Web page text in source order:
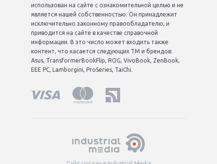
использован на сайте с ознакомительной целью и не
является нашей собственностью. Он принадлежит
исключительно законному правообладателю, и
приводится на сайте в качестве справочной
информации. В это число может входить также
контент, что касается следующих ТМ и брендов:
Asus, TransformerBookFlip, ROG, VivoBook, ZenBook,
EEE PC, Lamborgini, ProSeries, TaiChi.